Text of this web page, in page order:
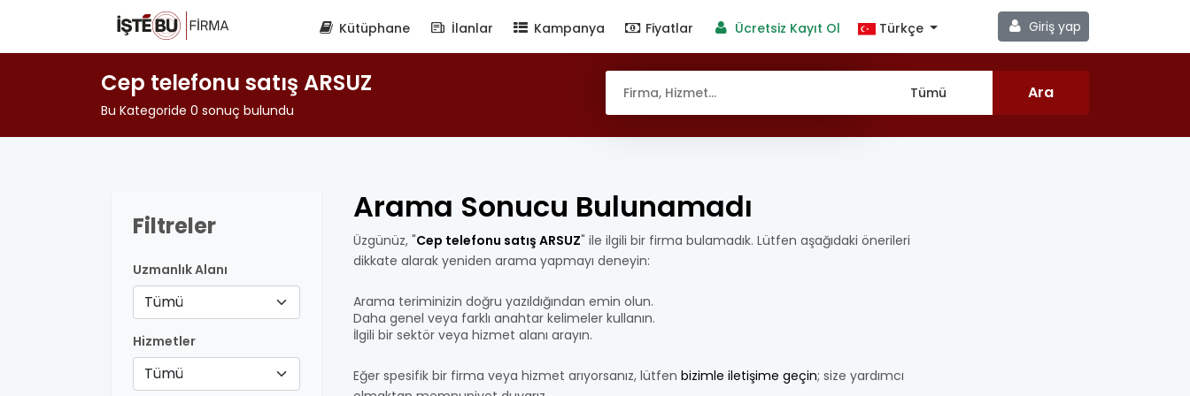
Giriş yap
Kütüphane İlanlar Kampanya Fiyatlar Ücretsiz Kayıt Ol Türkçe
Cep telefonu satış ARSUZ
Bu Kategoride 0 sonuç bulundu
Filtreler
Uzmanlık Alanı
Tümü
Hizmetler
Tümü
Arama Sonucu Bulunamadı
Üzgünüz, "Cep telefonu satış ARSUZ" ile ilgili bir firma bulamadık. Lütfen aşağıdaki önerileri
dikkate alarak yeniden arama yapmayı deneyin:
Arama teriminizin doğru yazıldığından emin olun.
Daha genel veya farklı anahtar kelimeler kullanın.
İlgili bir sektör veya hizmet alanı arayın.
Eğer spesifik bir firma veya hizmet arıyorsanız, lütfen bizimle iletişime geçin; size yardımcı